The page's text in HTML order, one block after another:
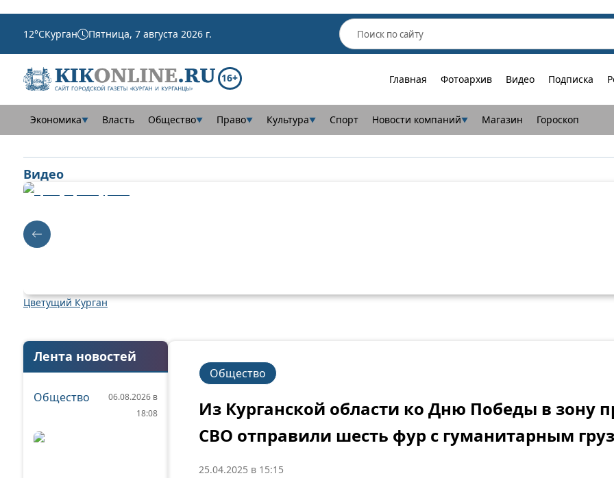
12°CКурган Пятница, 7 августа 2026 г.
16+ Главная Фотоархив Видео Подписка
Экономика▼ Власть Общество▼ Право▼ Культура▼ Спорт Новости компаний▼ Магазин Гороскоп
Видео
Цветущий Курган
Лента новостей
Общество
06.08.2026 в
18:08
Общество
Из Курганской области ко Дню Победы в зону
СВО отправили шесть фур с гуманитарным
25.04.2025 в 15:15